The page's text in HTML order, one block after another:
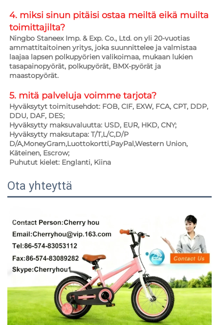
4. miksi sinun pitäisi ostaa meiltä eikä muilta
toimittajilta?
Ningbo Staneex Imp. & Exp. Co., Ltd. on yli 20-vuotias
ammattitaitoinen yritys, joka suunnittelee ja valmistaa
laajaa lapsen polkupyörien valikoimaa, mukaan lukien
tasapainopyörät, polkupyörät, BMX-pyörät ja
maastopyörät.
5. mitä palveluja voimme tarjota?
Hyväksytyt toimitusehdot: FOB, CIF, EXW, FCA, CPT, DDP,
DDU, DAF, DES;
Hyväksytty maksuvaluutta: USD, EUR, HKD, CNY;
Hyväksytty maksutapa: T/T,L/C,D/P
D/A,MoneyGram,Luottokortti,PayPal,Western Union,
Käteinen, Escrow;
Puhutut kielet: Englanti, Kiina
Ota yhteyttä